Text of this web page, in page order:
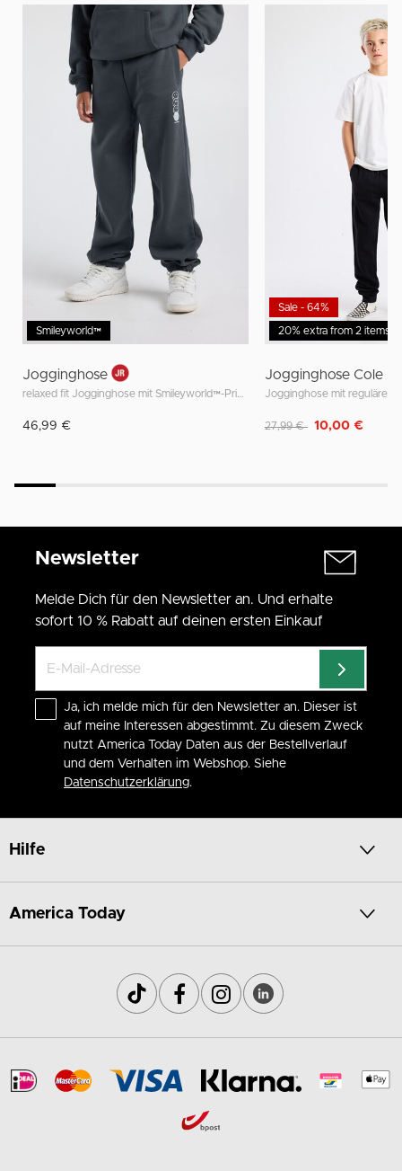
Smileyworld™
Jogginghose
relaxed fit Jogginghose mit Smileyworld™-Print an der Seite
46,99 €
20% extra from 2 items
Sale - 64%
Jogginghose Cole Jr
Jogginghose mit regulärer
Reduziert von
27,99 € auf
10,00 €
Newsletter
Melde Dich für den Newsletter an. Und erhalte
sofort 10 % Rabatt auf deinen ersten Einkauf
Ja, ich melde mich für den Newsletter an. Dieser ist
auf meine Interessen abgestimmt. Zu diesem Zweck
nutzt America Today Daten aus der Bestellverlauf
und dem Verhalten im Webshop. Siehe
Datenschutzerklärung.
Hilfe
America Today